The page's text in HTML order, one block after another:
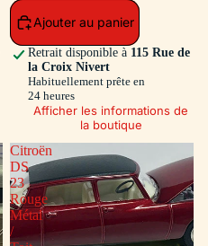
Ajouter au panier
Retrait disponible à 115 Rue de
la Croix Nivert
Habituellement prête en
24 heures
Afficher les informations de
la boutique
Citroën
DS
23
Rouge
Métal
/